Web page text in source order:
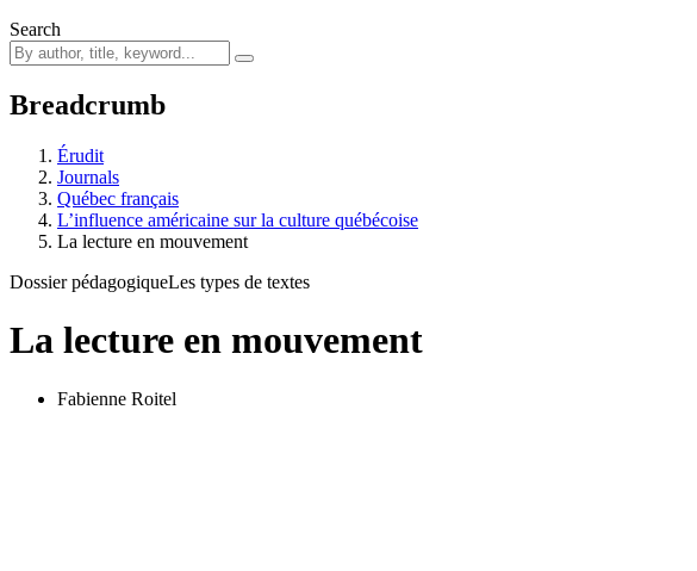
Search
Breadcrumb
Érudit
Journals
Québec français
L’influence américaine sur la culture québécoise
La lecture en mouvement
Dossier pédagogiqueLes types de textes
La lecture en mouvement
Fabienne Roitel